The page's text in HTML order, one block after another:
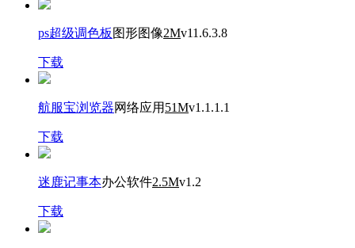
ps超级调色板 图形图像2Mv11.6.3.8
下载
航服宝浏览器网络应用 51Mv1.1.1.1
下载
迷鹿记事本办公软件2.5Mv1.2
下载